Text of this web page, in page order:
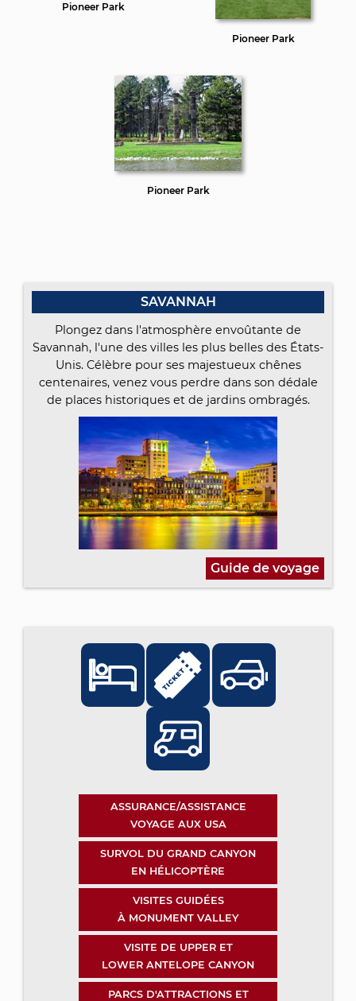
Pioneer Park
Pioneer Park
Pioneer Park
SAVANNAH
Plongez dans l'atmosphère envoûtante de
Savannah, l'une des villes les plus belles des États-
Unis. Célèbre pour ses majestueux chênes
centenaires, venez vous perdre dans son dédale
de places historiques et de jardins ombragés.
Guide de voyage
ASSURANCE/ASSISTANCE
VOYAGE AUX USA
SURVOL DU GRAND CANYON
EN HÉLICOPTÈRE
VISITES GUIDÉES
À MONUMENT VALLEY
VISITE DE UPPER ET
LOWER ANTELOPE CANYON
PARCS D'ATTRACTIONS ET